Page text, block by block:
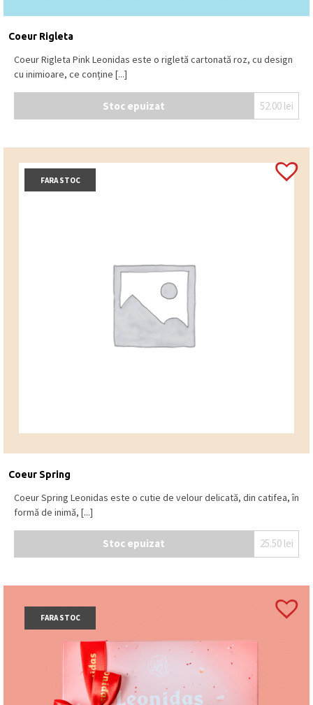
Coeur Rigleta
Coeur Rigleta Pink Leonidas este o rigletă cartonată roz, cu design
cu inimioare, ce conține [...]
Stoc epuizat 52.00 lei
FARA STOC
Coeur Spring
Coeur Spring Leonidas este o cutie de velour delicată, din catifea, în
formă de inimă, [...]
Stoc epuizat 25.50 lei
FARA STOC